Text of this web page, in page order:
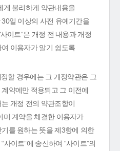
게 불리하게 약관내용을
일 이상의 사전 유예기간을
이트“은 개정 전 내용과 개정
이용자가 알기 쉽도록
할 경우에는 그 개정약관은 그
약에만 적용되고 그 이전에
개정 전의 약관조항이
미 계약을 체결한 이용자가
를 원하는 뜻을 제3항에 의한
이트”에 송신하여 “사이트”의